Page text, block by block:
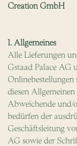
Creation GmbH
1. Allgemeines
Alle Lieferungen
Gstaad Palace AG
Onlinebestellungen
diesen
Abweichende und/
bedürfen der
Geschäftsleitung
AG sowie der